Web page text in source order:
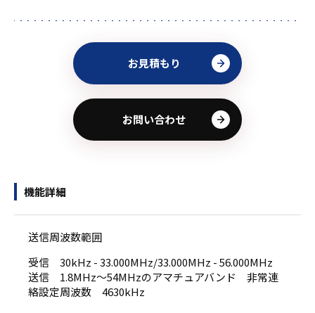
お見積もり
お問い合わせ
機能詳細
送信周波数範囲
受信 30kHz - 33.000MHz/33.000MHz - 56.000MHz
送信 1.8MHz～54MHzのアマチュアバンド 非常連
絡設定周波数 4630kHz